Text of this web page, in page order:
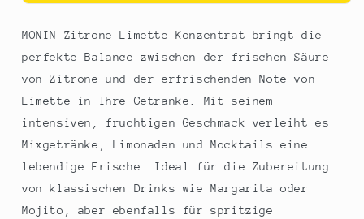
MONIN Zitrone-Limette Konzentrat bringt die
perfekte Balance zwischen der frischen Säure
von Zitrone und der erfrischenden Note von
Limette in Ihre Getränke. Mit seinem
intensiven, fruchtigen Geschmack verleiht es
Mixgetränke, Limonaden und Mocktails eine
lebendige Frische. Ideal für die Zubereitung
von klassischen Drinks wie Margarita oder
Mojito, aber ebenfalls für spritzige